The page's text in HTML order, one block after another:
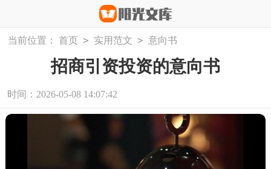
当前位置： 首页 > 实用范文 > 意向书
招商引资投资的意向书
时间：2026-05-08 14:07:42